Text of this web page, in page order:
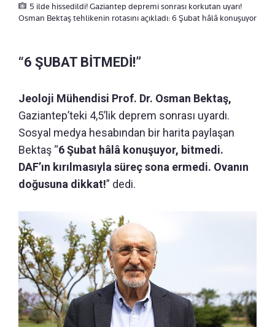
5 ilde hissedildi! Gaziantep depremi sonrası korkutan uyarı!
Osman Bektaş tehlikenin rotasını açıkladı: 6 Şubat hâlâ konuşuyor
“6 ŞUBAT BİTMEDİ!”
Jeoloji Mühendisi Prof. Dr. Osman Bektaş,
Gaziantep’teki 4,5’lik deprem sonrası uyardı.
Sosyal medya hesabından bir harita paylaşan
Bektaş “6 Şubat hâlâ konuşuyor, bitmedi.
DAF’ın kırılmasıyla süreç sona ermedi. Ovanın
doğusuna dikkat!” dedi.